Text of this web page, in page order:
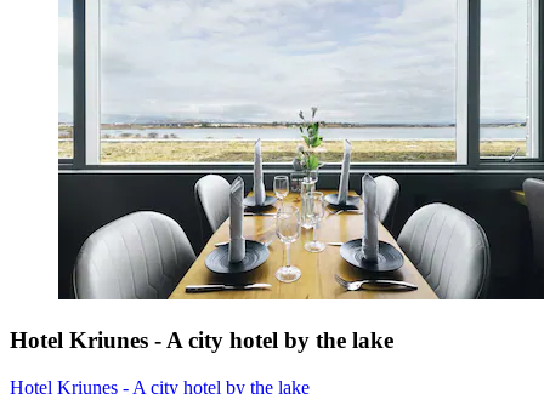
Hotel Kriunes - A city hotel by the lake
Hotel Kriunes - A city hotel by the lake